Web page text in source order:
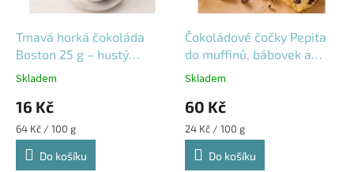
Tmavá horká čokoláda
Boston 25 g – hustý
čokoládový nápoj
Skladem
16 Kč
Měrná
cena:
64 Kč / 100 g
Do košíku
Čokoládové čočky Pepita
do muffinů, bábovek a
těsta 250 g
Skladem
60 Kč
Měrná
cena:
24 Kč / 100 g
Do košíku